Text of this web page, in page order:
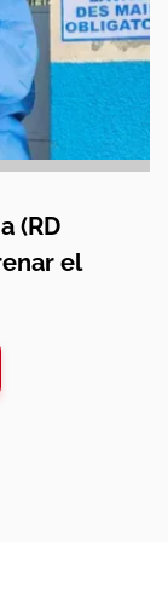
(RD
el